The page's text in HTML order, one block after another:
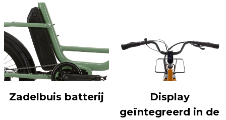
Zadelbuis batterij
Display
geïntegreerd in de